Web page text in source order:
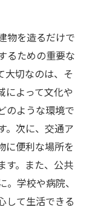
物を造るだけで
るための重要な
大切なのは、そ
によって文化や
のような環境で
。次に、交通ア
に便利な場所を
す。また、公共
学校や病院、
して生活できる